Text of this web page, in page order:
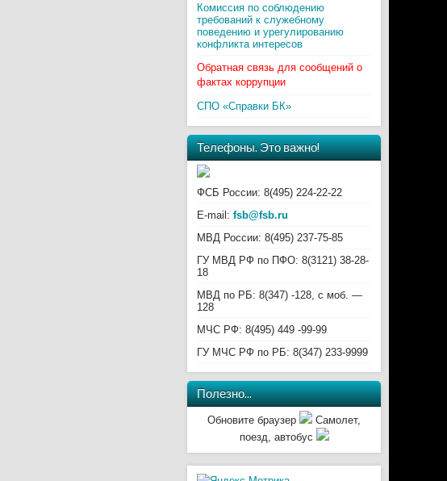
Комиссия по соблюдению
требований к служебному
поведению и урегулированию
конфликта интересов
Обратная связь для сообщений о
фактах коррупции
СПО «Справки БК»
Телефоны. Это важно!
ФСБ России: 8(495) 224-22-22
E-mail: fsb@fsb.ru
МВД России: 8(495) 237-75-85
ГУ МВД РФ по ПФО: 8(3121) 38-28-
18
МВД по РБ: 8(347) -128, с моб. —
128
МЧС РФ: 8(495) 449 -99-99
ГУ МЧС РФ по РБ: 8(347) 233-9999
Полезно…
Обновите браузер
Самолет,
поезд, автобус